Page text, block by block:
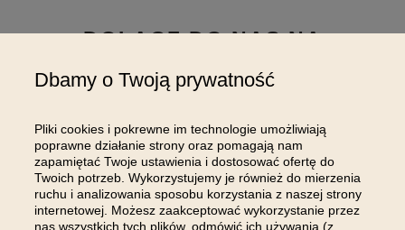
DOŁĄCZ DO NAS NA
Dbamy o Twoją prywatność
Pliki cookies i pokrewne im technologie umożliwiają
poprawne działanie strony oraz pomagają nam
zapamiętać Twoje ustawienia i dostosować ofertę do
Twoich potrzeb. Wykorzystujemy je również do mierzenia
ruchu i analizowania sposobu korzystania z naszej strony
internetowej. Możesz zaakceptować wykorzystanie przez
nas wszystkich tych plików, odmówić ich używania (z